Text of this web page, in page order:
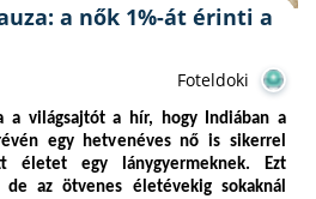
a nők 1%-át érinti a
Foteldoki
a világsajtót a hír, hogy Indiában a
egy hetvenéves nő is sikerrel
életet egy lánygyermeknek. Ezt
az ötvenes életévekig sokaknál